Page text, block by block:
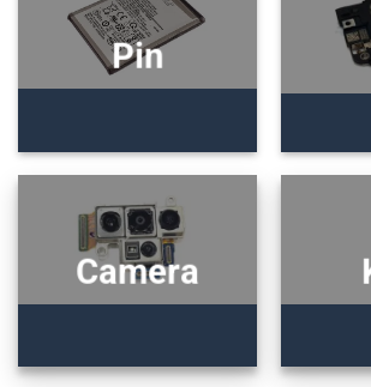
Pin
Camera